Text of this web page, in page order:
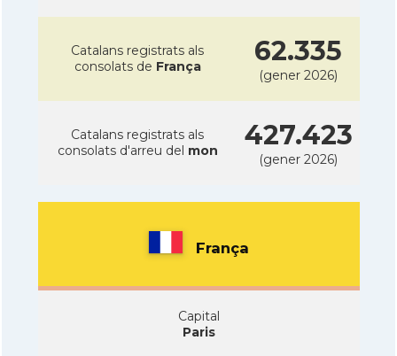
Catalans registrats als
consolats de França 62.335
(gener 2026)
Catalans registrats als
consolats d'arreu del mon 427.423
(gener 2026)
França
Capital
Paris